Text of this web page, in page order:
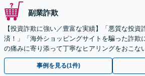
副業詐欺
【投資詐欺に強い／豊富な実績】「悪質な投資
済！」「海外ショッピングサイトを騙った詐欺
の痛みに寄り添って丁寧なヒアリングをおこな
金が得られるよう尽力します！
事例を見る(1件)